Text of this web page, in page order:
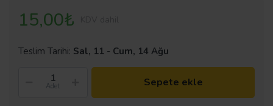
15,00₺
Teslim Tarihi: Sal, 11 - Cum, 14 Ağu
Adet Sepete ekle